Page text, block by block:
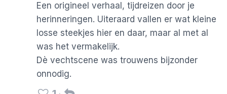
Een origineel verhaal, tijdreizen door je
herinneringen. Uiteraard vallen er wat kleine
losse steekjes hier en daar, maar al met al
was het vermakelijk.
Dè vechtscene was trouwens bijzonder
onnodig.